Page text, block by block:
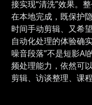
接实现“清洗”效果。
在本地完成，既保护
时间手动剪辑、又希
自动化处理的体验确
噪音段落”不是短影AI
频处理能力，依然可
剪辑、访谈整理、课